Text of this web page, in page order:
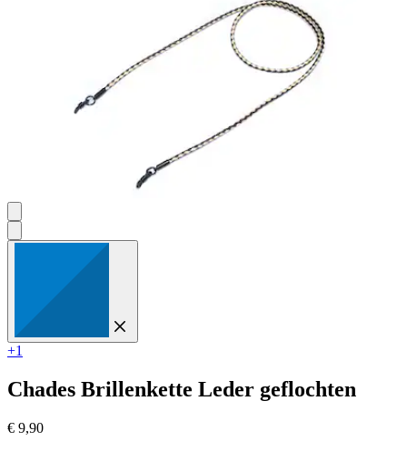
+1
Chades Brillenkette Leder geflochten
€ 9,90